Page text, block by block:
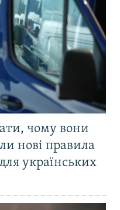
чому вони
нові правила
українських